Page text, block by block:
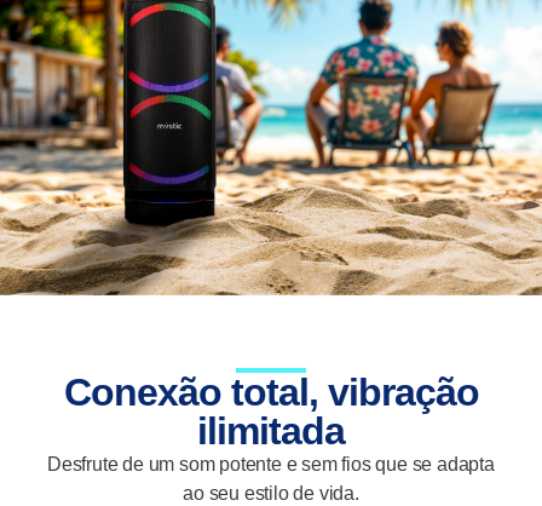
Conexão total, vibração
ilimitada
Desfrute de um som potente e sem fios que se adapta
ao seu estilo de vida.